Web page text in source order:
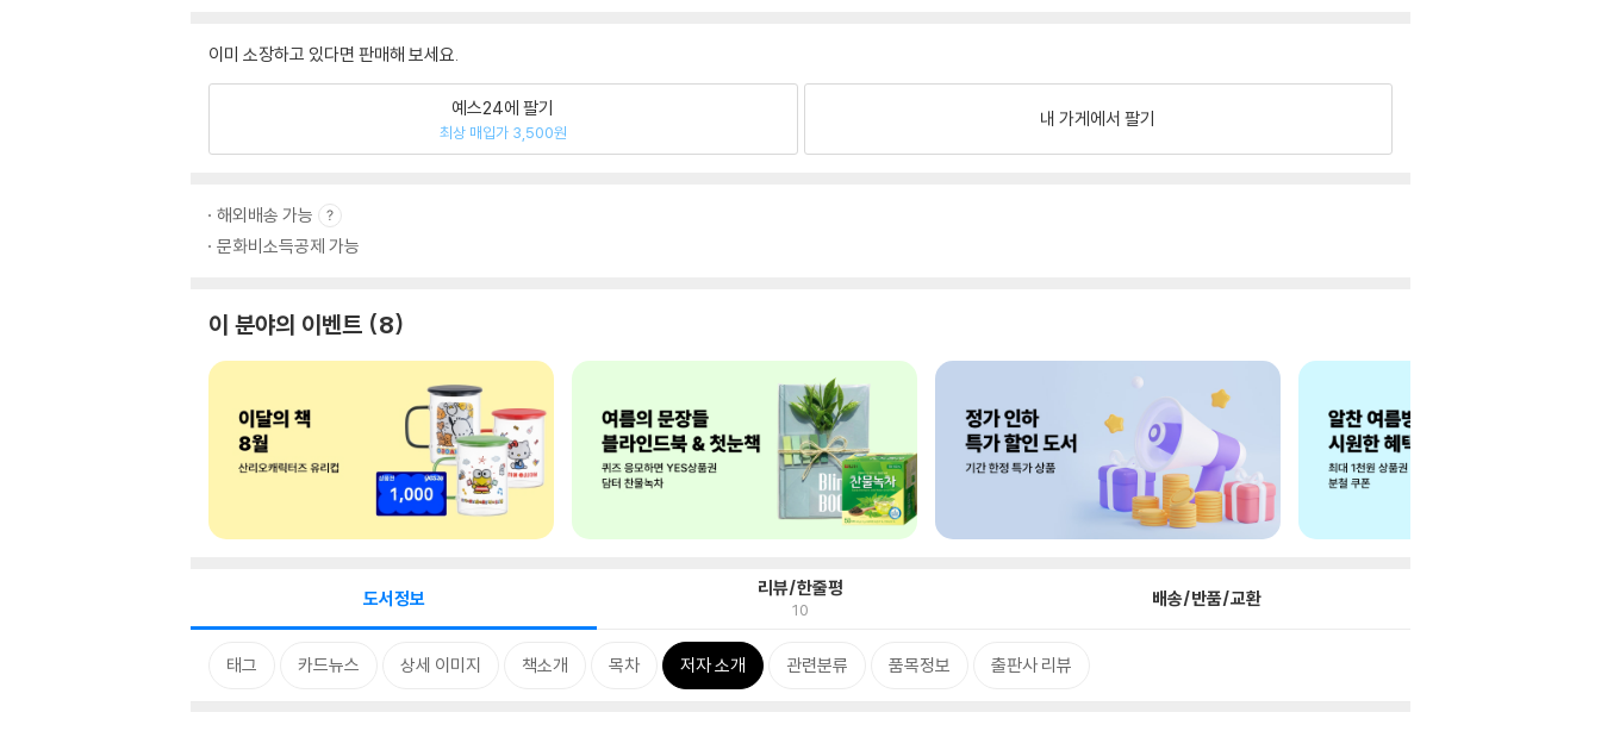
이미 소장하고 있다면 판매해 보세요.
예스24에 팔기
최상 매입가 3,500원
내 가게에서 팔기
해외배송 가능
문화비소득공제 가능
이 분야의 이벤트 8
도서정보 리뷰/한줄평
10 배송/반품/교환
태그 카드뉴스 상세 이미지 책소개 목차 저자 소개 관련분류 품목정보 출판사 리뷰